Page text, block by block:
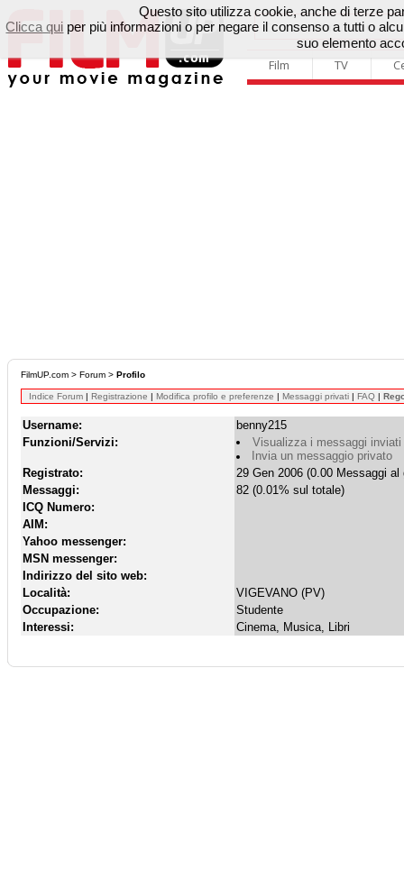
Film TV
FilmUP.com > Forum > Profilo
Indice Forum | Registrazione | Modifica profilo e preferenze | Messaggi privati | FAQ |
Username:
benny215
Funzioni/Servizi:
Visualizza i messaggi
Invia un messaggio privato
Registrato:
29 Gen 2006 (0.00 Messaggi al
Messaggi:
82 (0.01% sul totale)
ICQ Numero:
AIM:
Yahoo messenger:
MSN messenger:
Indirizzo del sito web:
Località:
VIGEVANO (PV)
Occupazione:
Studente
Interessi:
Cinema, Musica, Libri
Questo sito utilizza cookie, anche di terze
Clicca qui per più informazioni o per negare il consenso a tutti o
suo elemento